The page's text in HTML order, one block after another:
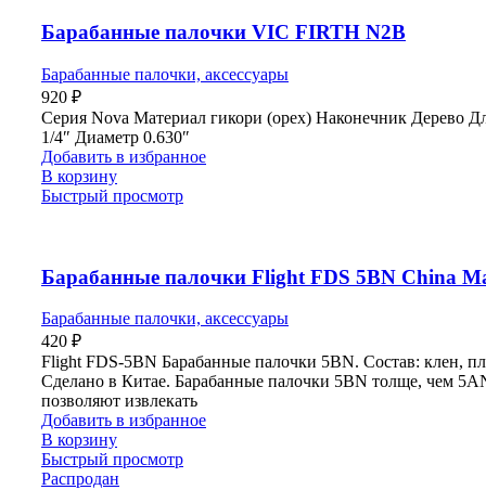
Барабанные палочки VIC FIRTH N2B
Барабанные палочки, аксессуары
920 ₽
Серия Nova Материал гикори (орех) Наконечник Дерево
1/4″ Диаметр 0.630″
Добавить в избранное
В корзину
Быстрый просмотр
Барабанные палочки Flight FDS 5BN China
Барабанные палочки, аксессуары
420 ₽
Flight FDS-5BN Барабанные палочки 5BN. Состав: клен,
Сделано в Китае. Барабанные палочки 5BN толще, чем
позволяют извлекать
Добавить в избранное
В корзину
Быстрый просмотр
Распродан